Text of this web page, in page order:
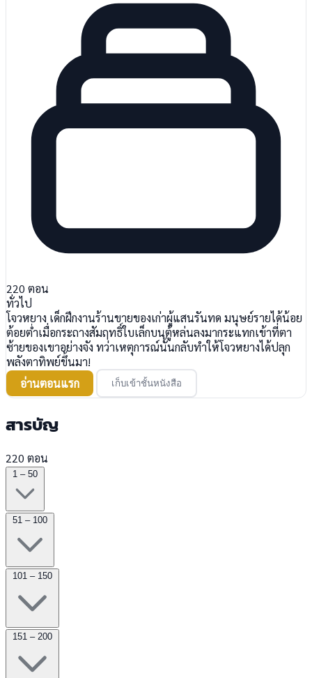
220 ตอน
ทั่วไป
โจวหยาง เด็กฝึกงานร้านขายของเก่าผู้แสนรันทด มนุษย์รายได้น้อย
ต้อยต่ำเมื่อกระถางสัมฤทธิ์ใบเล็กบนตู้หล่นลงมากระแทกเข้าที่ตา
ซ้ายของเขาอย่างจัง ทว่าเหตุการณ์นั้นกลับทำให้โจวหยางได้ปลุก
พลังตาทิพย์ขึ้นมา!
อ่านตอนแรก
เก็บเข้าชั้นหนังสือ
สารบัญ
220 ตอน
1 – 50
51 – 100
101 – 150
151 – 200